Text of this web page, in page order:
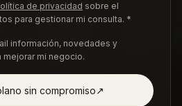
de privacidad sobre el
para gestionar mi consulta. *
información, novedades y
mi negocio.
sin compromiso↗︎